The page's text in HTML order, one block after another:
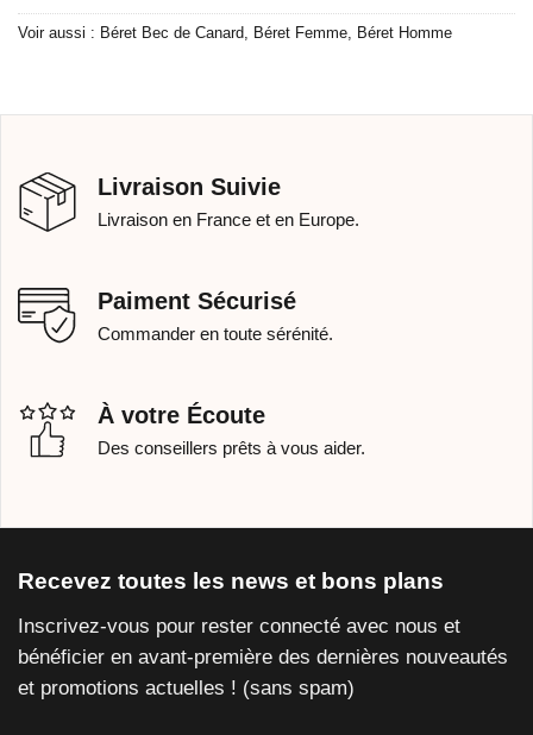
Voir aussi : Béret Bec de Canard Béret Femme Béret Homme
Livraison Suivie
Livraison en France et en Europe.
Paiment Sécurisé
Commander en toute sérénité.
À votre Écoute
Des conseillers prêts à vous aider.
Recevez toutes les news et bons plans
Inscrivez-vous pour rester connecté avec nous et
bénéficier en avant-première des dernières nouveautés
et promotions actuelles ! (sans spam)